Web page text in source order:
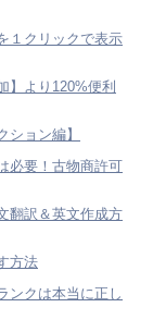
１クリックで表示
】より120%便利
ョン編】
必要！古物商許可
翻訳＆英文作成方
方法
ンクは本当に正し